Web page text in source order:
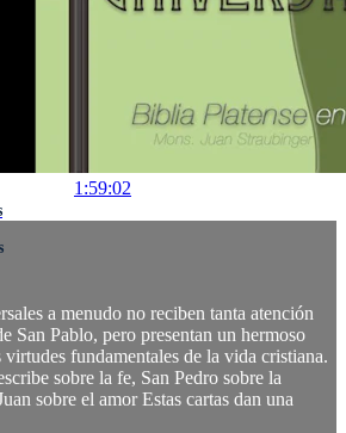
1:59:02
a menudo no reciben tanta atención
San Pablo, pero presentan un hermoso
virtudes fundamentales de la vida cristiana.
sobre la fe, San Pedro sobre la
sobre el amor Estas cartas dan una